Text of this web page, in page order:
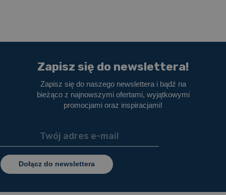
Zapisz się do newslettera!
Zapisz się do naszego newslettera i bądź na
bieżąco z najnowszymi ofertami, wyjątkowymi
promocjami oraz inspiracjami!
Dołącz do newslettera